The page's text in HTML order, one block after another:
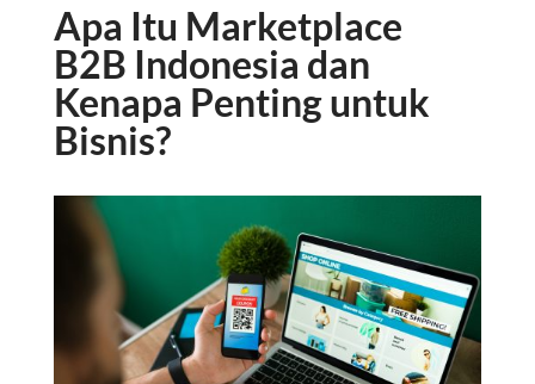
Apa Itu Marketplace
B2B Indonesia dan
Kenapa Penting untuk
Bisnis?